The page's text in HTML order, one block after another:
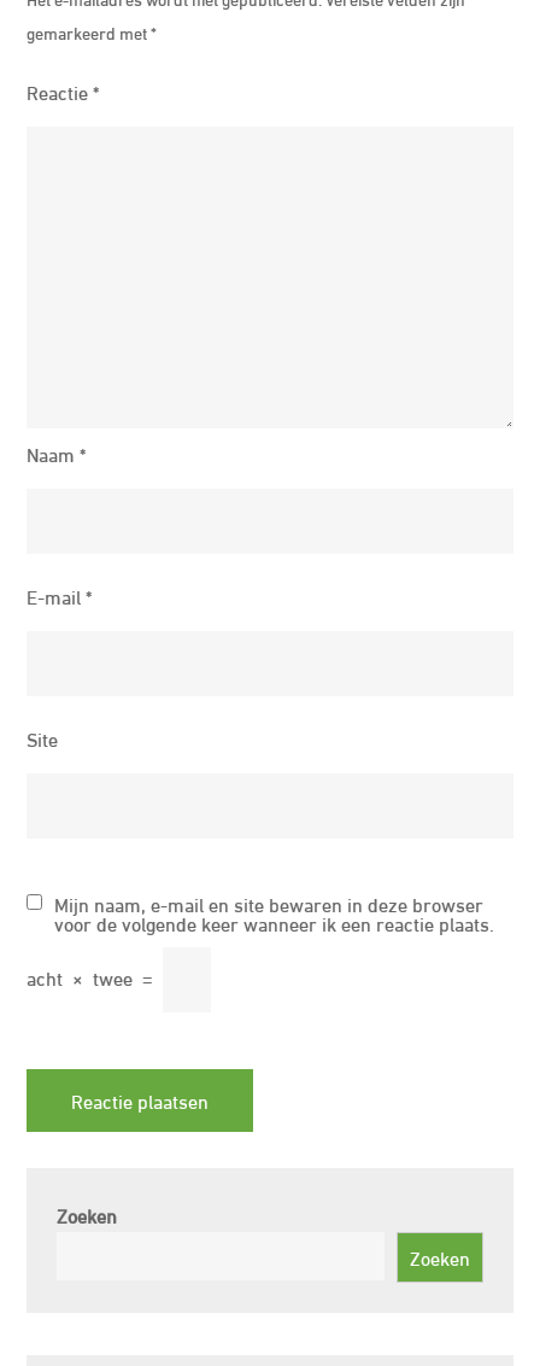
gemarkeerd met*
Reactie*
Naam*
E-mail*
Site
Mijn naam, e-mail en site bewaren in deze browser
voor de volgende keer wanneer ik een reactie plaats.
acht × twee =
Zoeken
Zoeken